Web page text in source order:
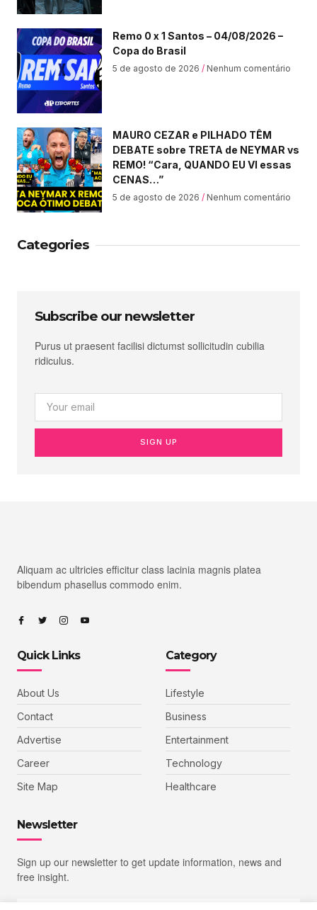
Remo 0 x 1 Santos – 04/08/2026 –
Copa do Brasil
5 de agosto de 2026 Nenhum comentário
MAURO CEZAR e PILHADO TÊM
DEBATE sobre TRETA de NEYMAR vs
REMO! “Cara, QUANDO EU VI essas
CENAS…”
5 de agosto de 2026 Nenhum comentário
Categories
Subscribe our newsletter
Purus ut praesent facilisi dictumst sollicitudin cubilia
ridiculus.
SIGN UP
Aliquam ac ultricies efficitur class lacinia magnis platea
bibendum phasellus commodo enim.
Quick Links
About Us
Contact
Advertise
Career
Site Map
Category
Lifestyle
Business
Entertainment
Technology
Healthcare
Newsletter
Sign up our newsletter to get update information, news and
free insight.